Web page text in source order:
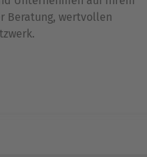
Beratung, wertvollen